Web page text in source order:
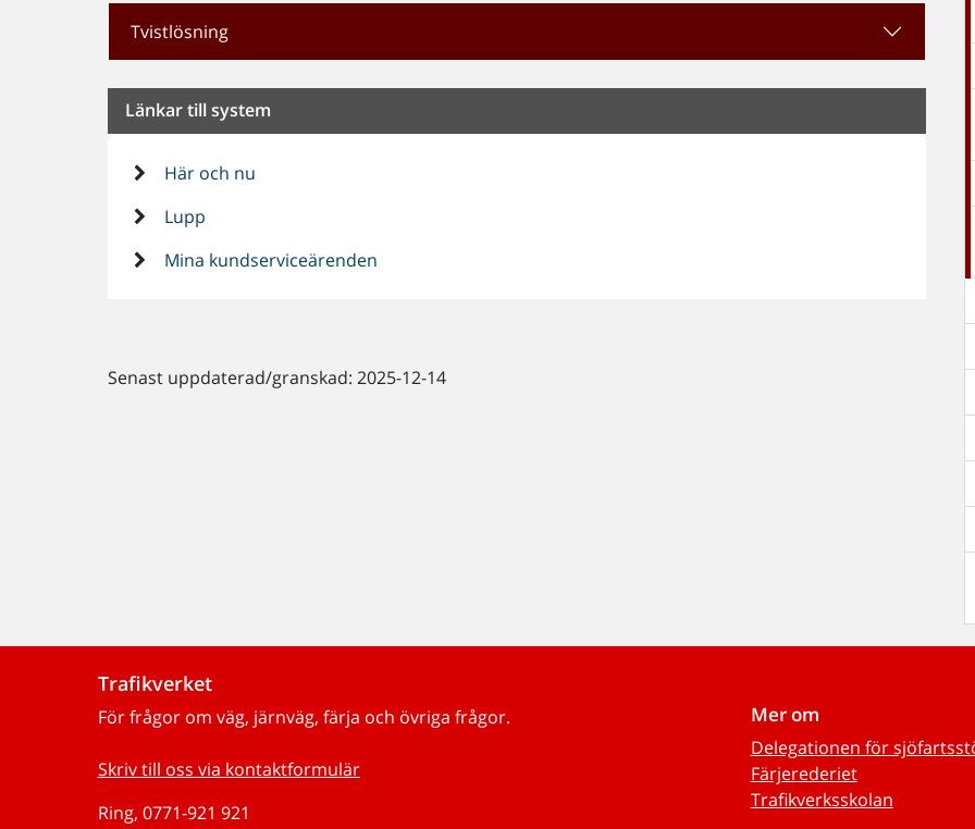
Tvistlösning
Länkar till system
Här och nu
Lupp
Mina kundserviceärenden
Senast uppdaterad/granskad: 2025-12-14
Trafikverket
För frågor om väg, järnväg, färja och övriga frågor.
Skriv till oss via kontaktformulär
Ring, 0771-921 921
Mer om
Delegationen för
Färjerederiet
Trafikverksskolan